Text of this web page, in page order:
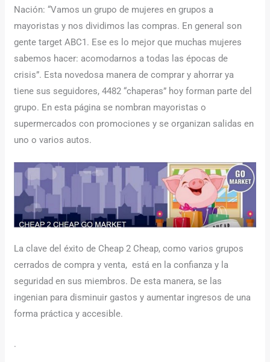
Nación: “Vamos un grupo de mujeres en grupos a
mayoristas y nos dividimos las compras. En general son
gente target ABC1. Ese es lo mejor que muchas mujeres
sabemos hacer: acomodarnos a todas las épocas de
crisis”. Esta novedosa manera de comprar y ahorrar ya
tiene sus seguidores, 4482 “chaperas” hoy forman parte del
grupo. En esta página se nombran mayoristas o
supermercados con promociones y se organizan salidas en
uno o varios autos.
La clave del éxito de Cheap 2 Cheap, como varios grupos
cerrados de compra y venta, está en la confianza y la
seguridad en sus miembros. De esta manera, se las
ingenian para disminuir gastos y aumentar ingresos de una
forma práctica y accesible.
.